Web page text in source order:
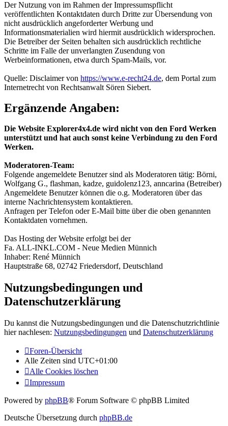
Der Nutzung von im Rahmen der Impressumspflicht
veröffentlichten Kontaktdaten durch Dritte zur Übersendung von
nicht ausdrücklich angeforderter Werbung und
Informationsmaterialien wird hiermit ausdrücklich widersprochen.
Die Betreiber der Seiten behalten sich ausdrücklich rechtliche
Schritte im Falle der unverlangten Zusendung von
Werbeinformationen, etwa durch Spam-Mails, vor.
Quelle: Disclaimer von https://www.e-recht24.de, dem Portal zum
Internetrecht von Rechtsanwalt Sören Siebert.
Ergänzende Angaben:
Die Website Explorer4x4.de wird nicht von den Ford Werken
unterstützt und hat auch sonst keine Verbindung zu den Ford
Werken.
Moderatoren-Team:
Folgende angemeldete Benutzer sind als Moderatoren tätig: Börni,
Wolfgang G., flashman, kadze, guidolenz123, anncarina (Betreiber)
Angemeldete Benutzer können die o.g. Moderatoren über das
interne Nachrichtensystem kontaktieren.
Anfragen per Telefon oder E-Mail bitte über die oben genannten
Kontaktdaten vornehmen.
Das Hosting der Website erfolgt bei der
Fa. ALL-INKL.COM - Neue Medien Münnich
Inhaber: René Münnich
Hauptstraße 68, 02742 Friedersdorf, Deutschland
Nutzungsbedingungen und
Datenschutzerklärung
Du kannst die Nutzungsbedingungen und die Datenschutzrichtlinie
hier nachlesen: Nutzungsbedingungen und Datenschutzerklärung
Foren-Übersicht
Alle Zeiten sind UTC+01:00
Alle Cookies löschen
Impressum
Powered by phpBB® Forum Software © phpBB Limited
Deutsche Übersetzung durch phpBB.de